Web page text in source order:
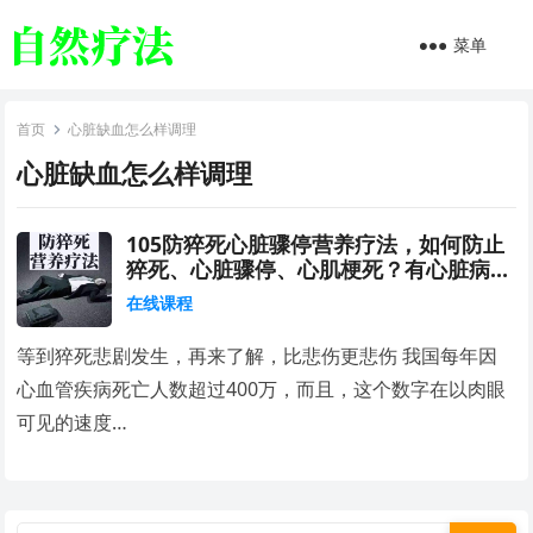
菜单
首页 心脏缺血怎么样调理
心脏缺血怎么样调理
105防猝死心脏骤停营养疗法，如何防止
猝死、心脏骤停、心肌梗死？有心脏病风
险的人必须知道的方法
在线课程
等到猝死悲剧发生，再来了解，比悲伤更悲伤 我国每年因
心血管疾病死亡人数超过400万，而且，这个数字在以肉眼
可见的速度…